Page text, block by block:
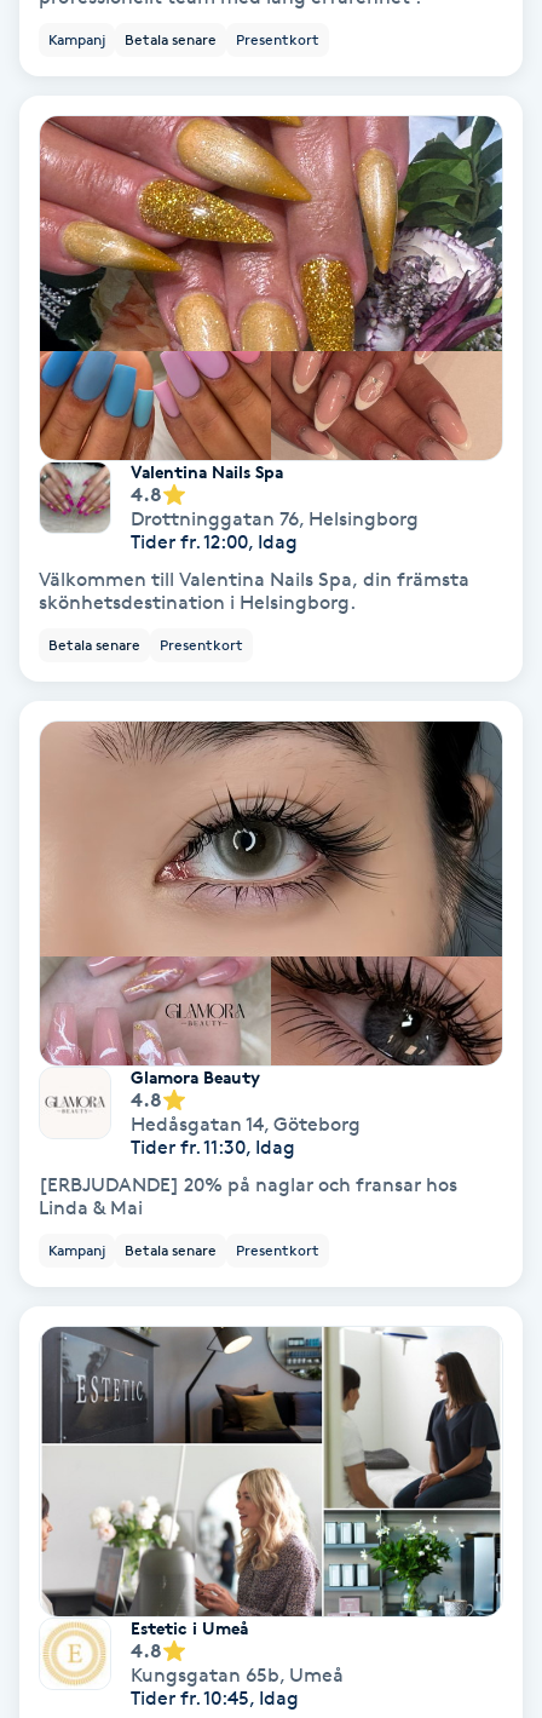
Läpptatuering
Makeup
Manikyr & Pedikyr
Massage
Medial vägledning
Medicinsk massage
Meditation
Medium
Megavolymfransar
Mixfransar
Nagelförlängning
Nagelförlängning akryl
Nagelförlängning gelé
Nagelförlängning glasfiber
Nagelförlängning silke
Nagelförstärkning
Nagelsvamp
Nageltrång
Nagelvård
Kampanj Betala senare Presentkort
Valentina Nails Spa
4.8
Drottninggatan 76, Helsingborg
Tider fr. 12:00, Idag
Välkommen till Valentina Nails Spa, din främsta
skönhetsdestination i Helsingborg.
Betala senare Presentkort
Glamora Beauty
4.8
Hedåsgatan 14, Göteborg
Tider fr. 11:30, Idag
[ERBJUDANDE] 20% på naglar och fransar hos
Linda & Mai
Kampanj Betala senare Presentkort
Estetic i Umeå
4.8
Kungsgatan 65b, Umeå
Tider fr. 10:45, Idag